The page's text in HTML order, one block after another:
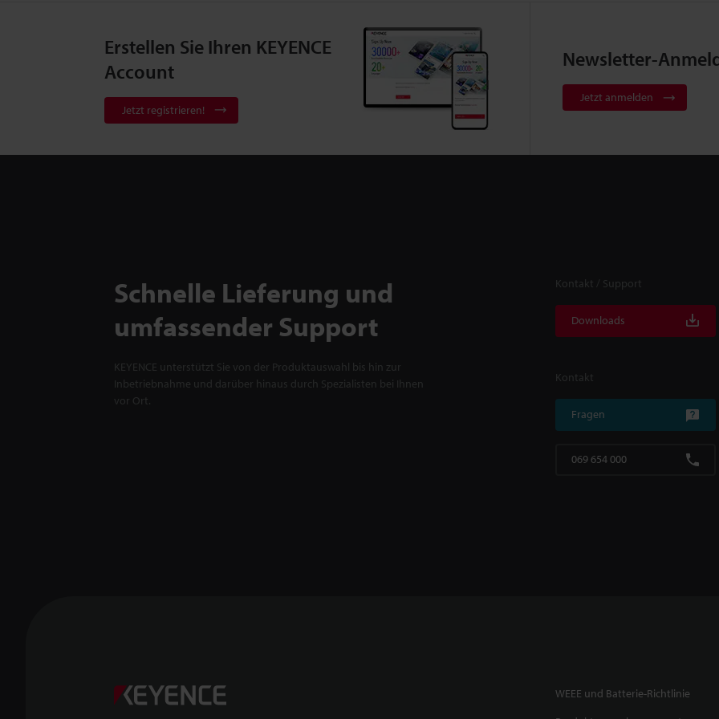
Erstellen Sie Ihren KEYENCE
Account
Jetzt registrieren!
Newsletter-
Jetzt anmelden
Schnelle Lieferung und
umfassender Support
KEYENCE unterstützt Sie von der Produktauswahl bis hin zur
Inbetriebnahme und darüber hinaus durch Spezialisten bei Ihnen
vor Ort.
Kontakt / Support
Downloads
Kontakt
Fragen
069 654 000
WEEE und Batterie-Richtlinie